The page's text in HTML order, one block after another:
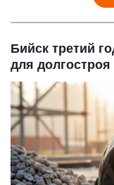
Бийск третий
для долгостроя